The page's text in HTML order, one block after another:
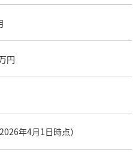
円
年4月1日時点）